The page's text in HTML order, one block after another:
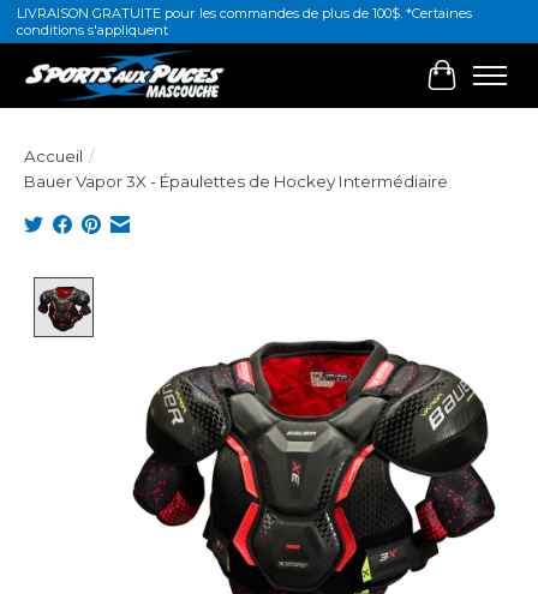
LIVRAISON GRATUITE pour les commandes de plus de 100$. *Certaines
conditions s'appliquent
Panier
Accueil /
Bauer Vapor 3X - Épaulettes de Hockey Intermédiaire